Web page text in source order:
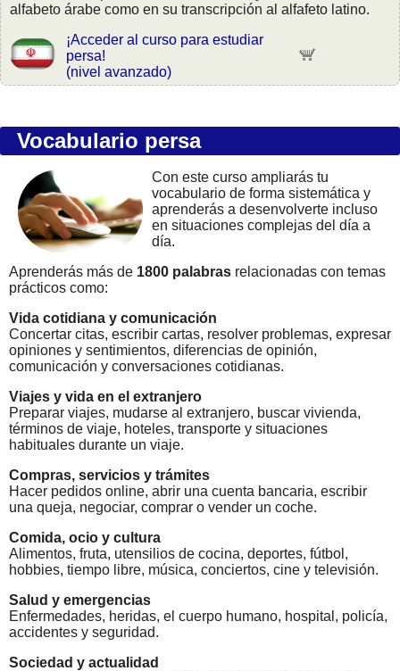
alfabeto árabe como en su transcripción al alfafeto latino.
¡Acceder al curso para estudiar
persa!
(nivel avanzado)
Vocabulario persa
Con este curso ampliarás tu
vocabulario de forma sistemática y
aprenderás a desenvolverte incluso
en situaciones complejas del día a
día.
Aprenderás más de 1800 palabras relacionadas con temas
prácticos como:
Vida cotidiana y comunicación
Concertar citas, escribir cartas, resolver problemas, expresar
opiniones y sentimientos, diferencias de opinión,
comunicación y conversaciones cotidianas.
Viajes y vida en el extranjero
Preparar viajes, mudarse al extranjero, buscar vivienda,
términos de viaje, hoteles, transporte y situaciones
habituales durante un viaje.
Compras, servicios y trámites
Hacer pedidos online, abrir una cuenta bancaria, escribir
una queja, negociar, comprar o vender un coche.
Comida, ocio y cultura
Alimentos, fruta, utensilios de cocina, deportes, fútbol,
hobbies, tiempo libre, música, conciertos, cine y televisión.
Salud y emergencias
Enfermedades, heridas, el cuerpo humano, hospital, policía,
accidentes y seguridad.
Sociedad y actualidad